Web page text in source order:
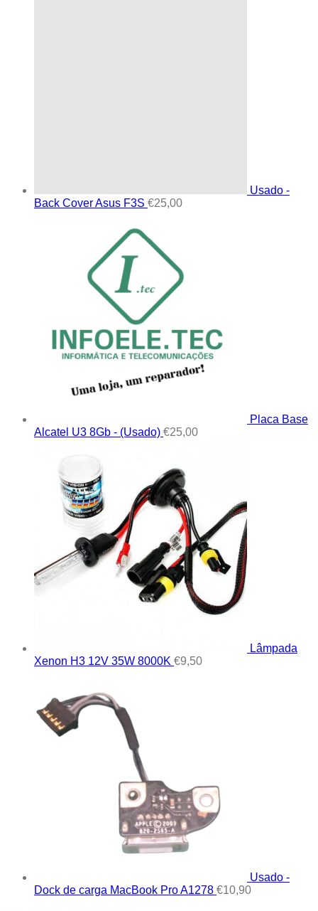
Usado -
Back Cover Asus F3S €25,00
Placa Base
Alcatel U3 8Gb - (Usado) €25,00
Lâmpada
Xenon H3 12V 35W 8000K €9,50
Usado -
Dock de carga MacBook Pro A1278 €10,90